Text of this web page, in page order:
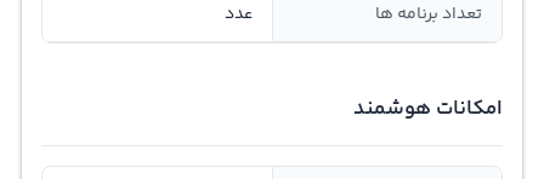
تعداد برنامه ها عدد
امکانات هوشمند